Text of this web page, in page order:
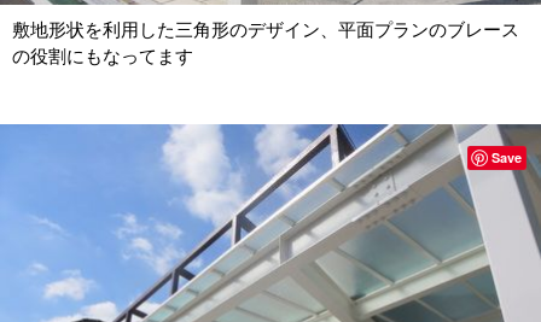
敷地形状を利用した三角形のデザイン、平面プランのブレース
の役割にもなってます
Save